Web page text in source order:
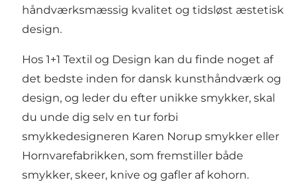
håndværksmæssig kvalitet og tidsløst æstetisk
design.
Hos 1+1 Textil og Design kan du finde noget af
det bedste inden for dansk kunsthåndværk og
design, og leder du efter unikke smykker, skal
du unde dig selv en tur forbi
smykkedesigneren Karen Norup smykker eller
Hornvarefabrikken, som fremstiller både
smykker, skeer, knive og gafler af kohorn.